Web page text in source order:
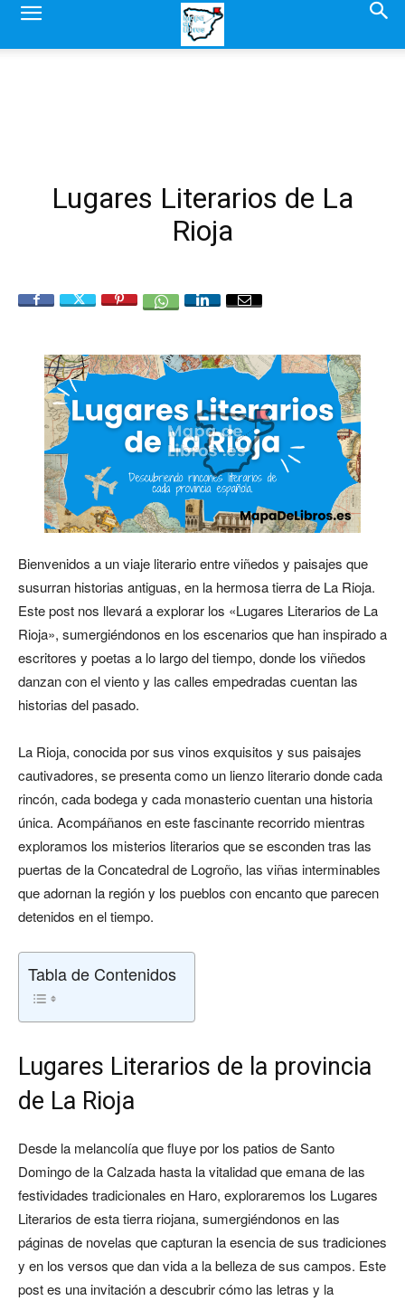
Lugares Literarios de La
Rioja
Bienvenidos a un viaje literario entre viñedos y paisajes que
susurran historias antiguas, en la hermosa tierra de La Rioja.
Este post nos llevará a explorar los «Lugares Literarios de La
Rioja», sumergiéndonos en los escenarios que han inspirado a
escritores y poetas a lo largo del tiempo, donde los viñedos
danzan con el viento y las calles empedradas cuentan las
historias del pasado.
La Rioja, conocida por sus vinos exquisitos y sus paisajes
cautivadores, se presenta como un lienzo literario donde cada
rincón, cada bodega y cada monasterio cuentan una historia
única. Acompáñanos en este fascinante recorrido mientras
exploramos los misterios literarios que se esconden tras las
puertas de la Concatedral de Logroño, las viñas interminables
que adornan la región y los pueblos con encanto que parecen
detenidos en el tiempo.
Tabla de Contenidos
Lugares Literarios de la provincia
de La Rioja
Desde la melancolía que fluye por los patios de Santo
Domingo de la Calzada hasta la vitalidad que emana de las
festividades tradicionales en Haro, exploraremos los Lugares
Literarios de esta tierra riojana, sumergiéndonos en las
páginas de novelas que capturan la esencia de sus tradiciones
y en los versos que dan vida a la belleza de sus campos. Este
post es una invitación a descubrir cómo las letras y la